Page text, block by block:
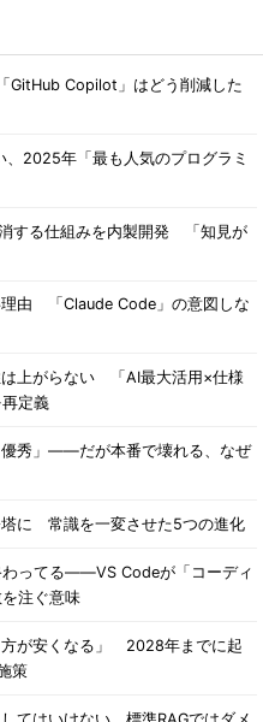
GitHub Copilot」はどう削減した
2025年「最も人気のプログラミ
する仕組みを内製開発 「知見が
由 「Claude Code」の意図しな
上がらない 「AI最大活用×仕様
定義
優秀」――だが本番で壊れる、なぜ
塔に 常識を一変させた5つの進化
わってる――VS Codeが「コーディ
注ぐ意味
方が安くなる」 2028年までに起
策